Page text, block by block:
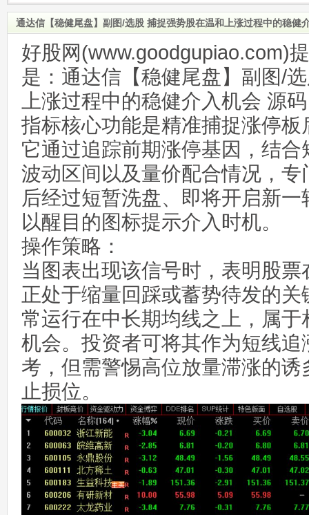
通达信【稳健尾盘】副图/选股 捕捉强势股在温和上涨过程中的稳健
好股网(www.goodgupiao.com)
是：通达信【稳健尾盘】副图/
上涨过程中的稳健介入机会 源码
指标核心功能是精准捕捉涨停
它通过追踪前期涨停基因，结
波动区间以及量价配合情况，
后经过短暂洗盘、即将开启新
以醒目的图标提示介入时机。
操作策略：
当图表出现该信号时，表明股
正处于缩量回踩或蓄势待发的
常运行在中长期均线之上，属
机会。投资者可将其作为短线
考，但需警惕高位放量滞涨的
止损位。